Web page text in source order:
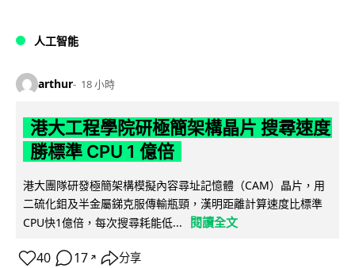
人工智能
arthur 18 小時
港大工程學院研極簡架構晶片 搜尋速度
勝標準 CPU 1 億倍
港大團隊研發極簡架構模擬內容尋址記憶體（CAM）晶片，用
二硫化鉬及半金屬銻克服傳輸瓶頸，漢明距離計算速度比標準
CPU快1億倍，每次搜尋耗能低...
閱讀全文
40 17 ↗ 分享